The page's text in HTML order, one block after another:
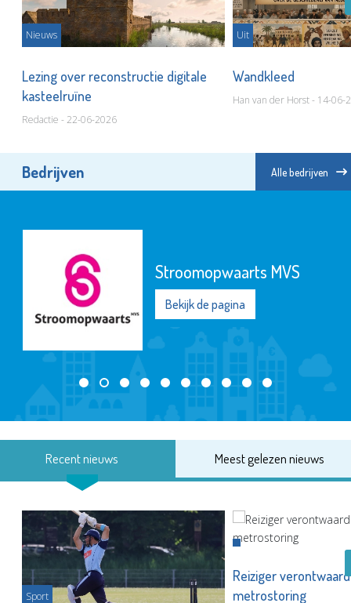
Nieuws
Lezing over reconstructie digitale
kasteelruïne
Redactie - 22-06-2026
Uit
Wandkleed
Han van der Horst - 14-06-
Bedrijven Alle bedrijven
Naut
Bekijk de pagina
Recent nieuws Meest gelezen nieuws
Sport
Reiziger
metrostoring